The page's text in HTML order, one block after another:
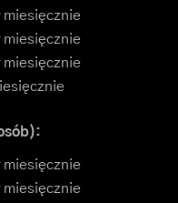
miesięcznie
miesięcznie
miesięcznie
miesięcznie
miesięcznie